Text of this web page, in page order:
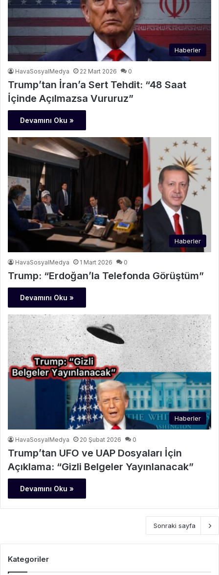
Haberler
HavaSosyalMedya 22 Mart 2026 0
Trump’tan İran’a Sert Tehdit: “48 Saat
İçinde Açılmazsa Vururuz”
Devamını Oku »
Haberler
HavaSosyalMedya 1 Mart 2026 0
Trump: “Erdoğan’la Telefonda Görüştüm”
Devamını Oku »
Haberler
HavaSosyalMedya 20 Şubat 2026 0
Trump’tan UFO ve UAP Dosyaları İçin
Açıklama: “Gizli Belgeler Yayınlanacak”
Devamını Oku »
Sonraki sayfa
Kategoriler